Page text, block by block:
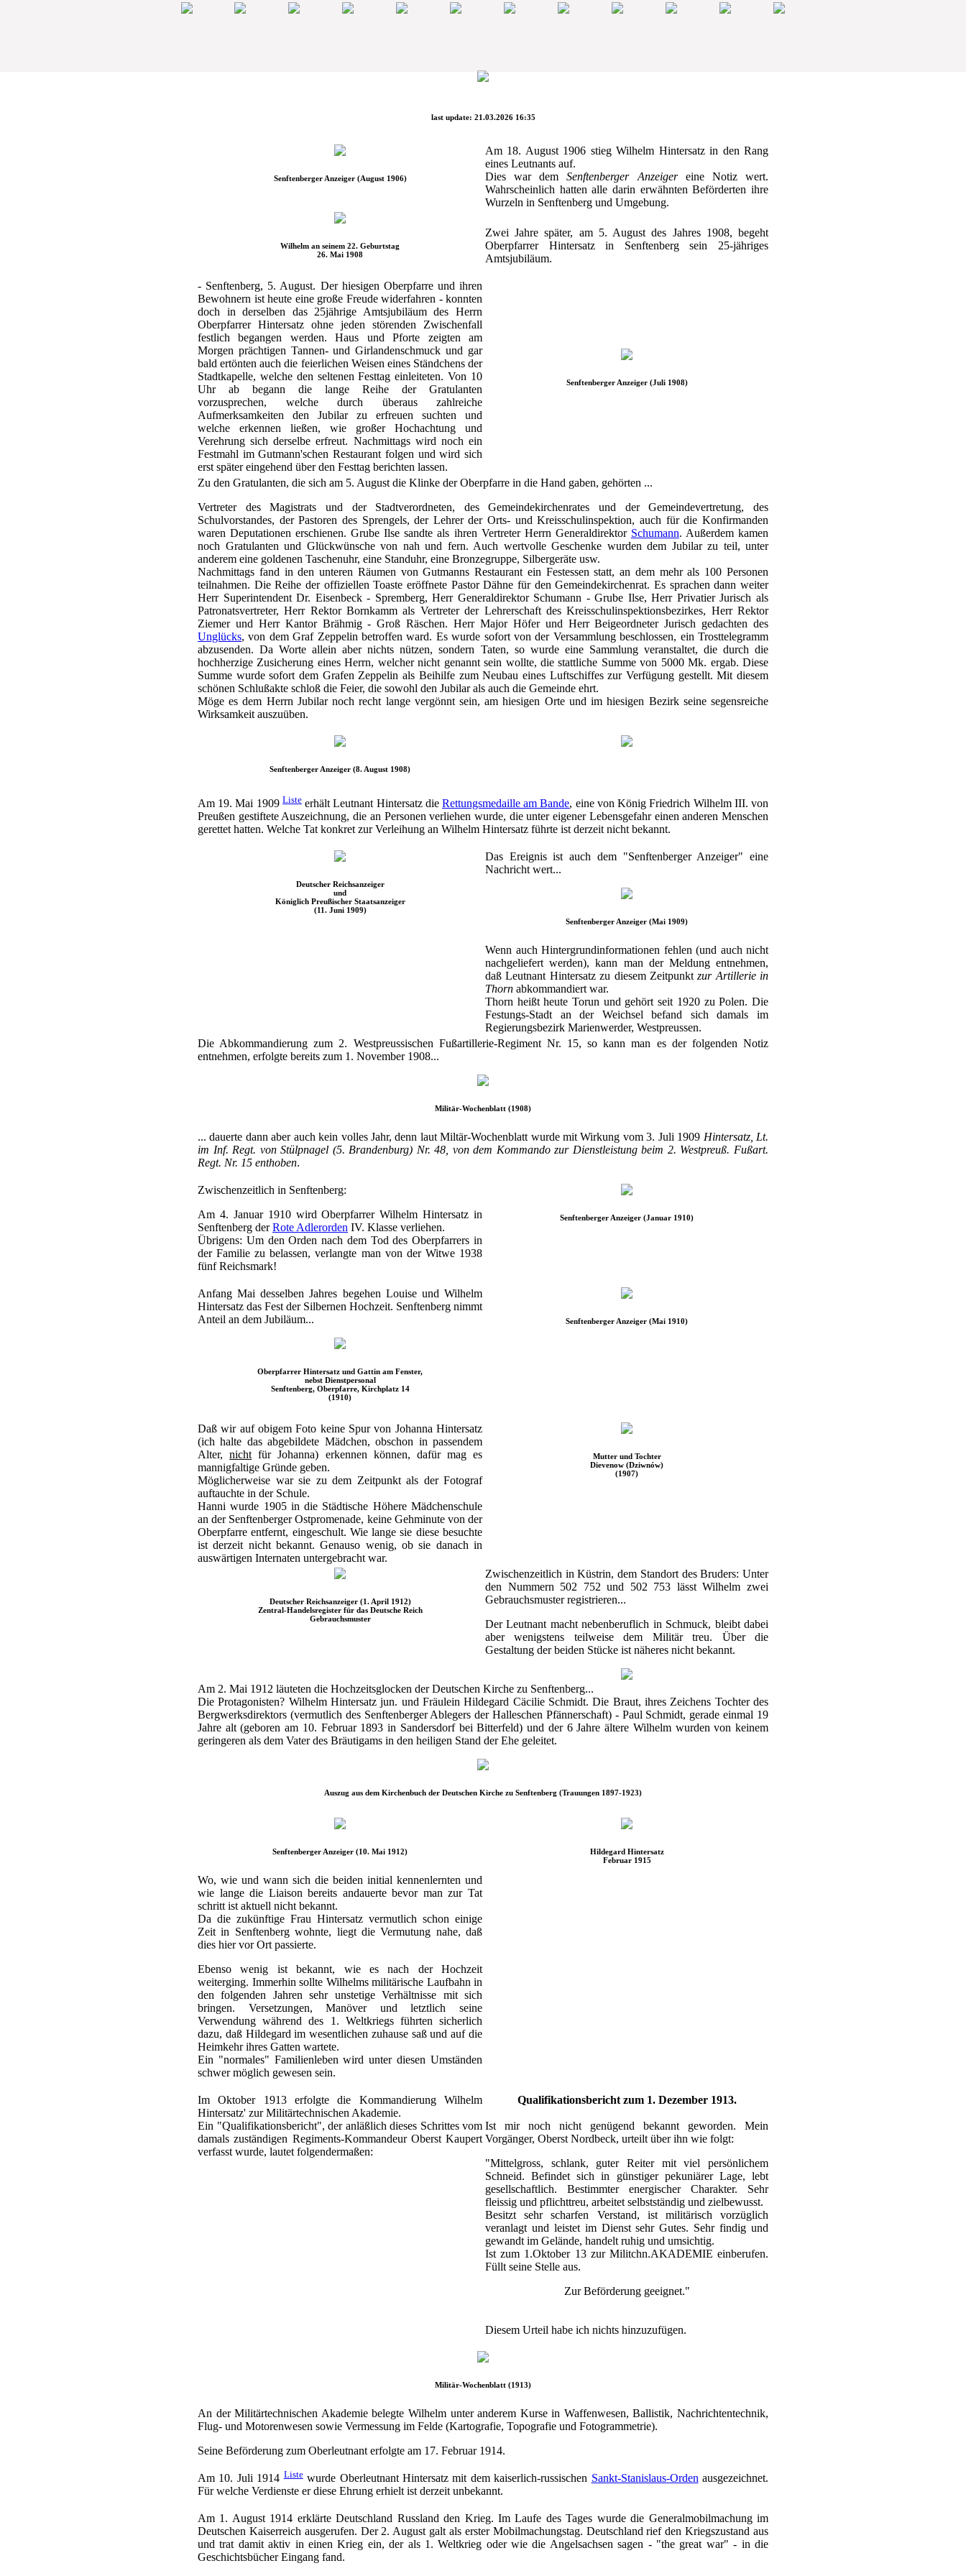
last update: 21.03.2026 16:35
Senftenberger Anzeiger (August 1906)
Am 18. August 1906 stieg Wilhelm Hintersatz in den Rang
eines Leutnants auf.
Dies war demSenftenberger Anzeigereine Notiz wert.
Wahrscheinlich hatten alle darin erwähnten Beförderten ihre
Wurzeln in Senftenberg und Umgebung.
Wilhelm an seinem 22. Geburtstag
26. Mai 1908
Zwei Jahre später, am 5. August des Jahres 1908, begeht
Oberpfarrer Hintersatz in Senftenberg sein 25-jähriges
Amtsjubiläum.
- Senftenberg, 5. August. Der hiesigen Oberpfarre und ihren
Bewohnern ist heute eine große Freude widerfahren - konnten
doch in derselben das 25jährige Amtsjubiläum des Herrn
Oberpfarrer Hintersatz ohne jeden störenden Zwischenfall
festlich begangen werden. Haus und Pforte zeigten am
Morgen prächtigen Tannen- und Girlandenschmuck und gar
bald ertönten auch die feierlichen Weisen eines Ständchens der
Stadtkapelle, welche den seltenen Festtag einleiteten. Von 10
Uhr ab begann die lange Reihe der Gratulanten
vorzusprechen, welche durch überaus zahlreiche
Aufmerksamkeiten den Jubilar zu erfreuen suchten und
welche erkennen ließen, wie großer Hochachtung und
Verehrung sich derselbe erfreut. Nachmittags wird noch ein
Festmahl im Gutmann'schen Restaurant folgen und wird sich
erst später eingehend über den Festtag berichten lassen.
Senftenberger Anzeiger (Juli 1908)
Zu den Gratulanten, die sich am 5. August die Klinke der Oberpfarre in die Hand gaben, gehörten ...
Vertreter des Magistrats und der Stadtverordneten, des Gemeindekirchenrates und der Gemeindevertretung, des
Schulvorstandes, der Pastoren des Sprengels, der Lehrer der Orts- und Kreisschulinspektion, auch für die Konfirmanden
waren Deputationen erschienen. Grube Ilse sandte als ihren Vertreter Herrn Generaldirektor Schumann. Außerdem kamen
noch Gratulanten und Glückwünsche von nah und fern. Auch wertvolle Geschenke wurden dem Jubilar zu teil, unter
anderem eine goldenen Taschenuhr, eine Standuhr, eine Bronzegruppe, Silbergeräte usw.
Nachmittags fand in den unteren Räumen von Gutmanns Restaurant ein Festessen statt, an dem mehr als 100 Personen
teilnahmen. Die Reihe der offiziellen Toaste eröffnete Pastor Dähne für den Gemeindekirchenrat. Es sprachen dann weiter
Herr Superintendent Dr. Eisenbeck - Spremberg, Herr Generaldirektor Schumann - Grube Ilse, Herr Privatier Jurisch als
Patronatsvertreter, Herr Rektor Bornkamm als Vertreter der Lehrerschaft des Kreisschulinspektionsbezirkes, Herr Rektor
Ziemer und Herr Kantor Brähmig - Groß Räschen. Herr Major Höfer und Herr Beigeordneter Jurisch gedachten des
Unglücks, von dem Graf Zeppelin betroffen ward. Es wurde sofort von der Versammlung beschlossen, ein Trosttelegramm
abzusenden. Da Worte allein aber nichts nützen, sondern Taten, so wurde eine Sammlung veranstaltet, die durch die
hochherzige Zusicherung eines Herrn, welcher nicht genannt sein wollte, die stattliche Summe von 5000 Mk. ergab. Diese
Summe wurde sofort dem Grafen Zeppelin als Beihilfe zum Neubau eines Luftschiffes zur Verfügung gestellt. Mit diesem
schönen Schlußakte schloß die Feier, die sowohl den Jubilar als auch die Gemeinde ehrt.
Möge es dem Herrn Jubilar noch recht lange vergönnt sein, am hiesigen Orte und im hiesigen Bezirk seine segensreiche
Wirksamkeit auszuüben.
Senftenberger Anzeiger (8. August 1908)
Am 19. Mai 1909Listeerhält Leutnant Hintersatz dieRettungsmedaille am Bande, eine von König Friedrich Wilhelm III. von
Preußen gestiftete Auszeichnung, die an Personen verliehen wurde, die unter eigener Lebensgefahr einen anderen Menschen
gerettet hatten. Welche Tat konkret zur Verleihung an Wilhelm Hintersatz führte ist derzeit nicht bekannt.
Deutscher Reichsanzeiger
und
Königlich Preußischer Staatsanzeiger
(11. Juni 1909)
Das Ereignis ist auch dem "Senftenberger Anzeiger" eine
Nachricht wert...
Senftenberger Anzeiger (Mai 1909)
Wenn auch Hintergrundinformationen fehlen (und auch nicht
nachgeliefert werden), kann man der Meldung entnehmen,
daß Leutnant Hintersatz zu diesem Zeitpunktzur Artillerie in
Thorn abkommandiert war.
Thorn heißt heute Torun und gehört seit 1920 zu Polen. Die
Festungs-Stadt an der Weichsel befand sich damals im
Regierungsbezirk Marienwerder, Westpreussen.
Die Abkommandierung zum 2. Westpreussischen Fußartillerie-Regiment Nr. 15, so kann man es der folgenden Notiz
entnehmen, erfolgte bereits zum 1. November 1908...
Militär-Wochenblatt (1908)
... dauerte dann aber auch kein volles Jahr, denn laut Miltär-Wochenblatt wurde mit Wirkung vom 3. Juli 1909 Hintersatz, Lt.
im Inf. Regt. von Stülpnagel (5. Brandenburg) Nr. 48, von dem Kommando zur Dienstleistung beim 2. Westpreuß. Fußart.
Regt. Nr. 15 enthoben.
Zwischenzeitlich in Senftenberg:
Am 4. Januar 1910 wird Oberpfarrer Wilhelm Hintersatz in
Senftenberg derRote Adlerorden IV. Klasse verliehen.
Übrigens: Um den Orden nach dem Tod des Oberpfarrers in
der Familie zu belassen, verlangte man von der Witwe 1938
fünf Reichsmark!
Senftenberger Anzeiger (Januar 1910)
Anfang Mai desselben Jahres begehen Louise und Wilhelm
Hintersatz das Fest der Silbernen Hochzeit. Senftenberg nimmt
Anteil an dem Jubiläum...
Oberpfarrer Hintersatz und Gattin am Fenster,
nebst Dienstpersonal
Senftenberg, Oberpfarre, Kirchplatz 14
(1910)
Senftenberger Anzeiger (Mai 1910)
Daß wir auf obigem Foto keine Spur von Johanna Hintersatz
(ich halte das abgebildete Mädchen, obschon in passendem
Alter,nicht für Johanna) erkennen können, dafür mag es
mannigfaltige Gründe geben.
Möglicherweise war sie zu dem Zeitpunkt als der Fotograf
auftauchte in der Schule.
Hanni wurde 1905 in die Städtische Höhere Mädchenschule
an der Senftenberger Ostpromenade, keine Gehminute von der
Oberpfarre entfernt, eingeschult. Wie lange sie diese besuchte
ist derzeit nicht bekannt. Genauso wenig, ob sie danach in
auswärtigen Internaten untergebracht war.
Mutter und Tochter
Dievenow (Dziwnów)
(1907)
Deutscher Reichsanzeiger (1. April 1912)
Zentral-Handelsregister für das Deutsche Reich
Gebrauchsmuster
Zwischenzeitlich in Küstrin, dem Standort des Bruders: Unter
den Nummern 502 752 und 502 753 lässt Wilhelm zwei
Gebrauchsmuster registrieren...
Der Leutnant macht nebenberuflich in Schmuck, bleibt dabei
aber wenigstens teilweise dem Militär treu. Über die
Gestaltung der beiden Stücke ist näheres nicht bekannt.
Am 2. Mai 1912 läuteten die Hochzeitsglocken der Deutschen Kirche zu Senftenberg...
Die Protagonisten? Wilhelm Hintersatz jun. und Fräulein Hildegard Cäcilie Schmidt. Die Braut, ihres Zeichens Tochter des
Bergwerksdirektors (vermutlich des Senftenberger Ablegers der Halleschen Pfännerschaft) - Paul Schmidt, gerade einmal 19
Jahre alt (geboren am 10. Februar 1893 in Sandersdorf bei Bitterfeld) und der 6 Jahre ältere Wilhelm wurden von keinem
geringeren als dem Vater des Bräutigams in den heiligen Stand der Ehe geleitet.
Auszug aus dem Kirchenbuch der Deutschen Kirche zu Senftenberg (Trauungen 1897-1923)
Senftenberger Anzeiger (10. Mai 1912)
Wo, wie und wann sich die beiden initial kennenlernten und
wie lange die Liaison bereits andauerte bevor man zur Tat
schritt ist aktuell nicht bekannt.
Da die zukünftige Frau Hintersatz vermutlich schon einige
Zeit in Senftenberg wohnte, liegt die Vermutung nahe, daß
dies hier vor Ort passierte.
Ebenso wenig ist bekannt, wie es nach der Hochzeit
weiterging. Immerhin sollte Wilhelms militärische Laufbahn in
den folgenden Jahren sehr unstetige Verhältnisse mit sich
bringen. Versetzungen, Manöver und letztlich seine
Verwendung während des 1. Weltkriegs führten sicherlich
dazu, daß Hildegard im wesentlichen zuhause saß und auf die
Heimkehr ihres Gatten wartete.
Ein "normales" Familienleben wird unter diesen Umständen
schwer möglich gewesen sein.
Hildegard Hintersatz
Februar 1915
Im Oktober 1913 erfolgte die Kommandierung Wilhelm
Hintersatz' zur Militärtechnischen Akademie.
Ein "Qualifikationsbericht", der anläßlich dieses Schrittes vom
damals zuständigen Regiments-Kommandeur Oberst Kaupert
verfasst wurde, lautet folgendermaßen:
Qualifikationsbericht zum 1. Dezember 1913.
Ist mir noch nicht genügend bekannt geworden. Mein
Vorgänger, Oberst Nordbeck, urteilt über ihn wie folgt:
"Mittelgross, schlank, guter Reiter mit viel persönlichem
Schneid. Befindet sich in günstiger pekuniärer Lage, lebt
gesellschaftlich. Bestimmter energischer Charakter. Sehr
fleissig und pflichttreu, arbeitet selbstständig und zielbewusst.
Besitzt sehr scharfen Verstand, ist militärisch vorzüglich
veranlagt und leistet im Dienst sehr Gutes. Sehr findig und
gewandt im Gelände, handelt ruhig und umsichtig.
Ist zum 1.Oktober 13 zur Militchn.AKADEMIE einberufen.
Füllt seine Stelle aus.
Zur Beförderung geeignet."
Diesem Urteil habe ich nichts hinzuzufügen.
Militär-Wochenblatt (1913)
An der Militärtechnischen Akademie belegte Wilhelm unter anderem Kurse in Waffenwesen, Ballistik, Nachrichtentechnik,
Flug- und Motorenwesen sowie Vermessung im Felde (Kartografie, Topografie und Fotogrammetrie).
Seine Beförderung zum Oberleutnant erfolgte am 17. Februar 1914.
Am 10. Juli 1914Listewurde Oberleutnant Hintersatz mit dem kaiserlich-russischen Sankt-Stanislaus-Orden ausgezeichnet.
Für welche Verdienste er diese Ehrung erhielt ist derzeit unbekannt.
Am 1. August 1914 erklärte Deutschland Russland den Krieg. Im Laufe des Tages wurde die Generalmobilmachung im
Deutschen Kaiserreich ausgerufen. Der 2. August galt als erster Mobilmachungstag. Deutschland rief den Kriegszustand aus
und trat damit aktiv in einen Krieg ein, der als 1. Weltkrieg oder wie die Angelsachsen sagen - "the great war" - in die
Geschichtsbücher Eingang fand.